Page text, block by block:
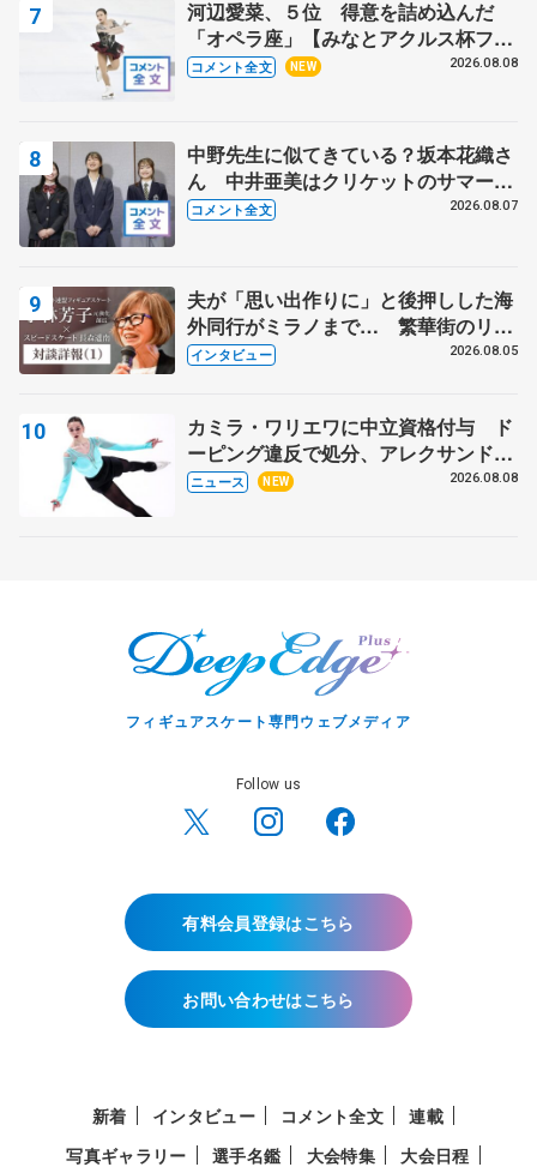
河辺愛菜、５位 得意を詰め込んだ
「オペラ座」【みなとアクルス杯フリ
ー】
コメント全文 NEW 2026.08.08
中野先生に似てきている？坂本花織さ
ん 中井亜美はクリケットのサマーキ
ャンプに 島田麻央はたくさん試合に
コメント全文 2026.08.07
夫が「思い出作りに」と後押しした海
外同行がミラノまで… 繁華街のリン
クでは不良のお兄さんも味方に 小林
インタビュー 2026.08.05
カミラ・ワリエワに中立資格付与 ド
ーピング違反で処分、アレクサンド
ラ・イグナトワも
ニュース NEW 2026.08.08
フィギュアスケート専門ウェブメディア
Follow us
有料会員登録はこちら
お問い合わせはこちら
新着 インタビュー コメント全文
連載
写真ギャラリー
選手名鑑 大会特集 大会日程